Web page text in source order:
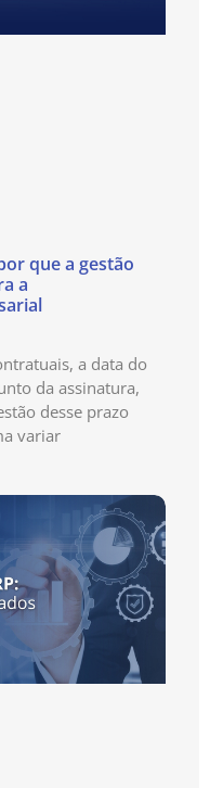
que a gestão
a
a data do
da assinatura,
desse prazo
variar